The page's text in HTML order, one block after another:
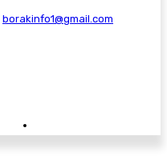
borakinfo1@gmail.com